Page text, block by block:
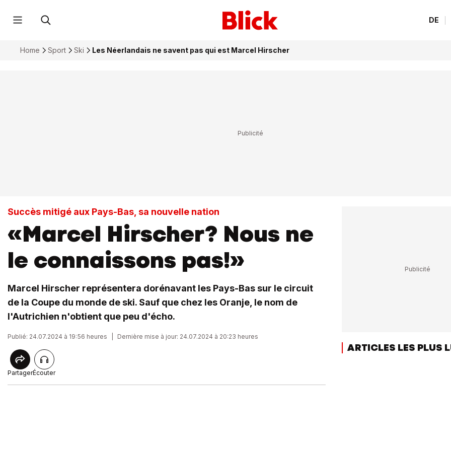
DE
Home Sport Ski Les Néerlandais ne savent pas qui est Marcel Hirscher
Succès mitigé aux Pays-Bas, sa nouvelle nation
«Marcel Hirscher? Nous ne
le connaissons pas!»
Marcel Hirscher représentera dorénavant les Pays-Bas sur le circuit
de la Coupe du monde de ski. Sauf que chez les Oranje, le nom de
l'Autrichien n'obtient que peu d'écho.
Publié: 24.07.2024 à 19:56 heures Dernière mise à jour: 24.07.2024 à 20:23 heures
PartagerÉcouter
ARTICLES LES PLUS